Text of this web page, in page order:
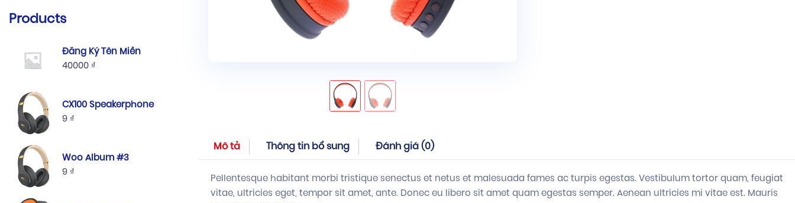
Products
Đăng Ký Tên Miền
40000 ₫
CX100 Speakerphone
9 ₫
Woo Album #3
9 ₫
Mô tả Thông tin bổ sung Đánh giá (0)
Pellentesque habitant morbi tristique senectus et netus et malesuada fames ac turpis egestas. Vestibulum tortor quam, feugiat
vitae, ultricies eget, tempor sit amet, ante. Donec eu libero sit amet quam egestas semper. Aenean ultricies mi vitae est. Mauris